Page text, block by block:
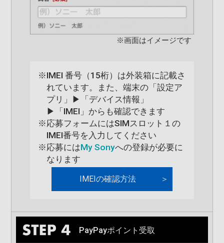
※画面はイメージです
※IMEI 番号（15桁）は外装箱に記載さ
れています。また、端末の「設定ア
プリ」▶「デバイス情報」
▶「IMEI」からも確認できます
※応募フォームにはSIMスロット１の
IMEI番号を入力してください
※応募にはMy Sonyへの登録が必要に
なります
IMEIの確認方法
PayPayポイント受取